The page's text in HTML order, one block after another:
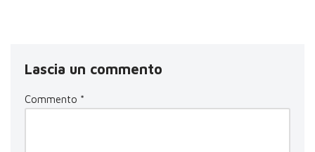
Lascia un commento
Commento *